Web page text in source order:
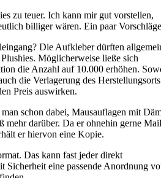
zu teuer. Ich kann mir gut vorstellen,
billiger wären. Ein paar
Die Aufkleber dürften
Möglicherweise ließe sich
die Anzahl auf 10.000 erhöhen.
die Verlagerung des Herstellungsorts
Preis auswirken.
schon dabei, Mausauflagen mit
mehr darüber. Da er ohnehin gerne Mail
er hiervon eine Kopie.
Das kann fast jeder direkt
eine passende Anordnung